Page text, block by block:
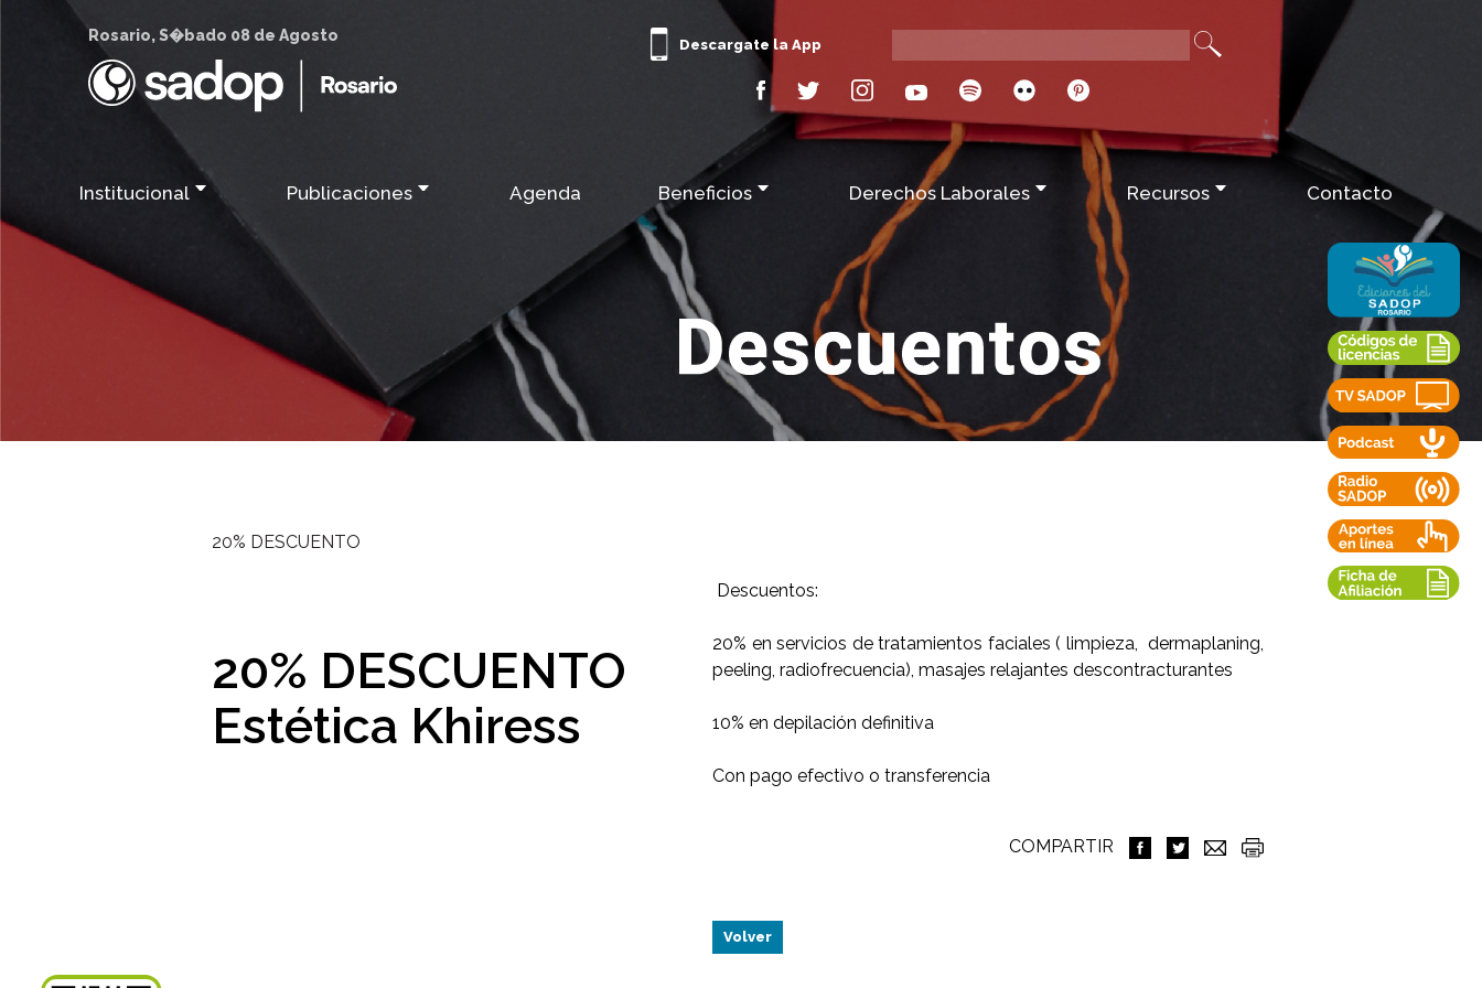
Rosario, S�bado 08 de Agosto
Descargate la App
Institucional Publicaciones Agenda Beneficios Derechos Laborales Recursos Contacto
20% DESCUENTO
20% DESCUENTO
Estética Khiress
Descuentos:
20% en servicios de tratamientos faciales ( limpieza, dermaplaning,
peeling, radiofrecuencia), masajes relajantes descontracturantes
10% en depilación definitiva
Con pago efectivo o transferencia
COMPARTIR
Volver